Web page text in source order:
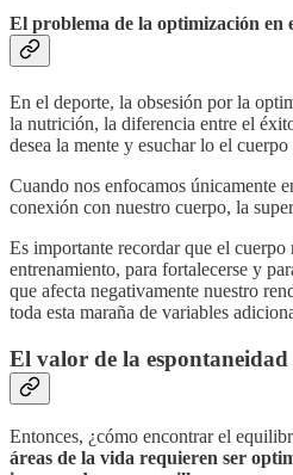
El problema de la optimización en
En el deporte, la obsesión por la
la nutrición, la diferencia entre el
desea la mente y esuchar lo el
Cuando nos enfocamos únicamente
conexión con nuestro cuerpo, la
Es importante recordar que el cuerpo
entrenamiento, para fortalecerse y
que afecta negativamente nuestro
toda esta maraña de variables
El valor de la espontaneidad
Entonces, ¿cómo encontrar el
áreas de la vida requieren ser